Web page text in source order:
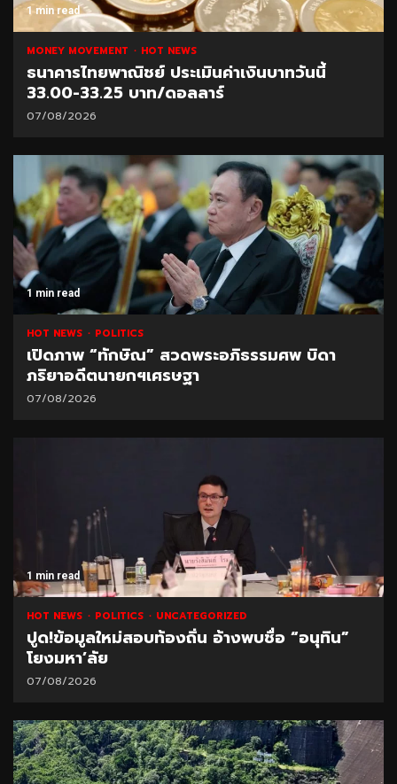
1 min read
MONEY MOVEMENT HOT NEWS
ธนาคารไทยพาณิชย์ ประเมินค่าเงินบาทวันนี้
33.00-33.25 บาท/ดอลลาร์
07/08/2026
1 min read
HOT NEWS POLITICS
เปิดภาพ “ทักษิณ” สวดพระอภิธรรมศพ บิดา
ภริยาอดีตนายกฯเศรษฐา
07/08/2026
1 min read
HOT NEWS POLITICS UNCATEGORIZED
ปูด!ข้อมูลใหม่สอบท้องถิ่น อ้างพบชื่อ “อนุทิน”
โยงมหา’ลัย
07/08/2026